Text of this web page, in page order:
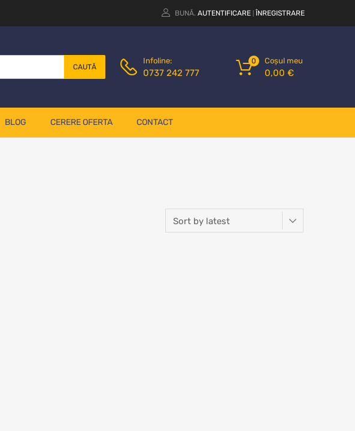
BUNĂ. AUTENTIFICARE ÎNREGISTRARE
CAUTĂ
Infoline:
0737 242 777
Coșul meu
0,00 €
0
BLOG CERERE OFERTA CONTACT